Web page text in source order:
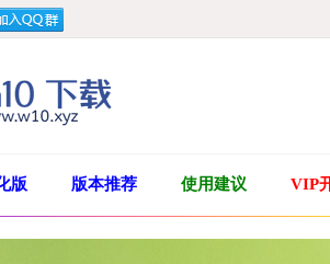
版 版本推荐 使用建议 VIP